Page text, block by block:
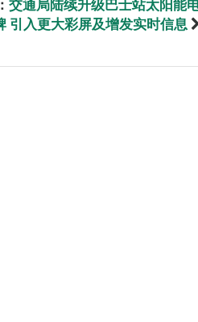
交通局陆续升级巴士站太阳能
引入更大彩屏及增发实时信息